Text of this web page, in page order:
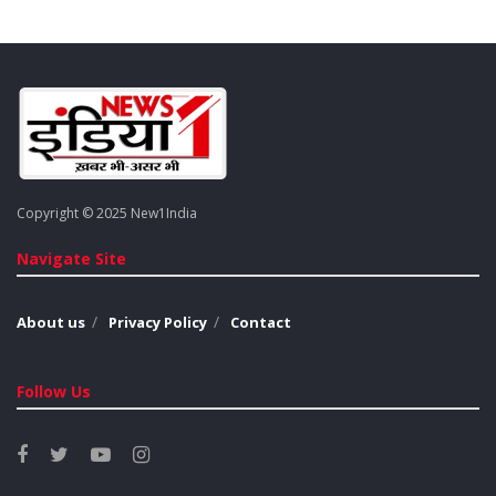
योगी ने कहा, “हमारी सरकार ने कोरोना काल में सभी को मुफ्त वैक्सीन दी,
कराया गया, लोगों को आवास दिया, लाखों किसानों का कर्ज माफ किया.”
उन्होंने सवाल करते हुए जनता से पूछा, “क्या एसपी सरकार में आपको राशन
मिलता था? हम अभी एक करोड़ नौजवानों को टैबलेट दे रहे हैं. सरकार आने
दीजिए दो करोड़ नौजवानों को टैबलेट देंगे।
Election News 2022
Copyright © 2025 New1India
Navigate Site
About us Privacy Policy Contact
Follow Us